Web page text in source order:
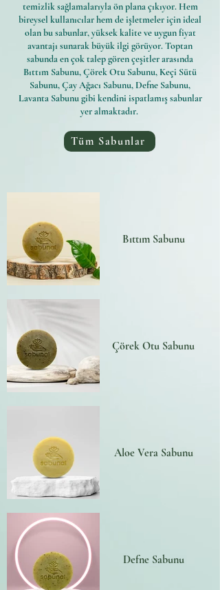
temizlik sağlamalarıyla ön plana çıkıyor. Hem
bireysel kullanıcılar hem de işletmeler için ideal
olan bu sabunlar, yüksek kalite ve uygun fiyat
avantajı sunarak büyük ilgi görüyor. Toptan
sabunda en çok talep gören çeşitler arasında
Bıttım Sabunu, Çörek Otu Sabunu, Keçi Sütü
Sabunu, Çay Ağacı Sabunu, Defne Sabunu,
Lavanta Sabunu gibi kendini ispatlamış sabunlar
yer almaktadır.
Tüm Sabunlar
Bıttım Sabunu
Çörek Otu Sabunu
Aloe Vera Sabunu
Defne Sabunu